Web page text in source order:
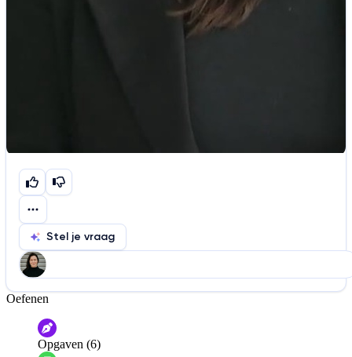
Stel je vraag
Help ons de video te verbeteren
De audio is slecht
Informatie is onjuist
Oefenen
Opgaven (6)